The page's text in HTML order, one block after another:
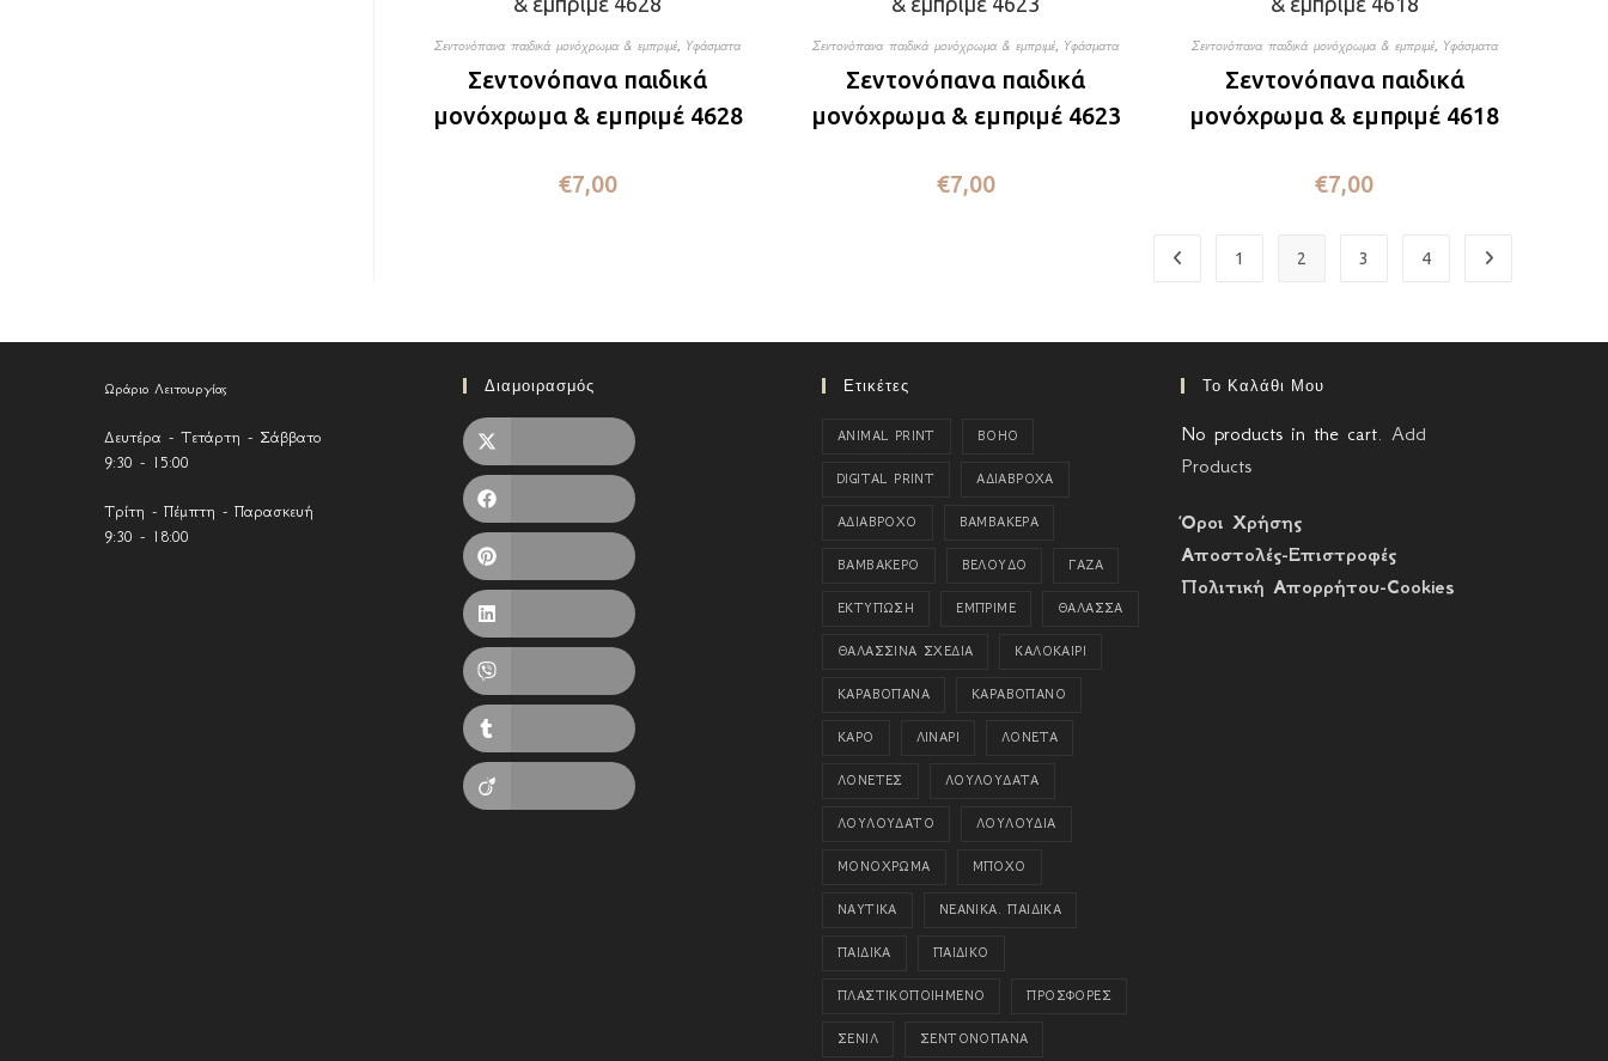
Σεντονόπανα παιδικά μονόχρωμα & εμπριμέ Υφάσματα
Σεντονόπανα παιδικά
μονόχρωμα & εμπριμέ 4628
€7,00
Σεντονόπανα παιδικά μονόχρωμα & εμπριμέ Υφάσματα
Σεντονόπανα παιδικά
μονόχρωμα & εμπριμέ 4623
€7,00
Σεντονόπανα παιδικά μονόχρωμα & εμπριμέ, Υφάσματα
Σεντονόπανα παιδικά
μονόχρωμα & εμπριμέ 4618
€7,00
1 2 3 4
Ωράριο Λειτουργίας
Δευτέρα - Τετάρτη - Σάββατο
9:30 - 15:00
Τρίτη - Πέμπτη - Παρασκευή
9:30 - 18:00
Διαμοιρασμός Ετικέτες
ANIMAL PRINT BOHO
DIGITAL PRINT ΑΔΙΑΒΡΟΧΑ
ΑΔΙΑΒΡΟΧΟ ΒΑΜΒΑΚΕΡΑ
ΒΑΜΒΑΚΕΡΟ ΒΕΛΟΥΔΟ ΓΑΖΑ
ΕΚΤΥΠΩΣΗ ΕΜΠΡΙΜΕ ΘΑΛΑΣΣΑ
ΘΑΛΑΣΣΙΝΑ ΣΧΕΔΙΑ ΚΑΛΟΚΑΙΡΙ
ΚΑΡΑΒΟΠΑΝΑ ΚΑΡΑΒΟΠΑΝΟ
ΚΑΡΟ ΛΙΝΑΡΙ ΛΟΝΕΤΑ
ΛΟΝΕΤΕΣ ΛΟΥΛΟΥΔΑΤΑ
ΛΟΥΛΟΥΔΑΤΟ ΛΟΥΛΟΥΔΙΑ
ΜΟΝΟΧΡΩΜΑ ΜΠΟΧΟ
ΝΑΥΤΙΚΑ ΝΕΑΝΙΚΑ. ΠΑΙΔΙΚΑ
ΠΑΙΔΙΚΑ ΠΑΙΔΙΚΟ
ΠΛΑΣΤΙΚΟΠΟΙΗΜΕΝΟ ΠΡΟΣΦΟΡΕΣ
ΣΕΝΙΛ ΣΕΝΤΟΝΟΠΑΝΑ
Το Καλάθι Μου
No products in the cart. Add
Products
Όροι Χρήσης
Αποστολές-Επιστροφές
Πολιτική Απορρήτου-Cookies